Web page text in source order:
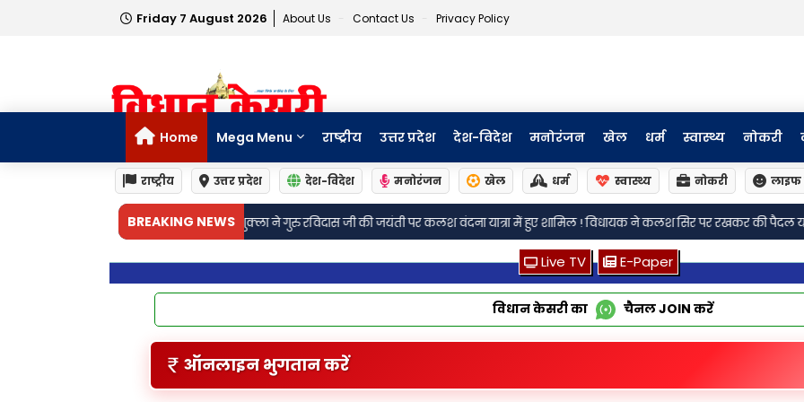
Friday 7 August 2026 About Us Contact Us Privacy Policy
Home Mega Menu राष्ट्रीय उत्तर प्रदेश देश-विदेश मनोरंजन खेल धर्म स्वास्थ्य नोकरी
राष्ट्रीय उत्तर प्रदेश देश-विदेश मनोरंजन खेल धर्म स्वास्थ्य नोकरी लाइफ
BREAKING NEWS
योगेश शुक्ला ने गुरु रविदास जी की जयंती पर कलश वंदना यात्रा में हुए शामिल ! विधायक ने कलश सिर पर रखकर की पैदल यात्रा,भाजपा पदाधिकारी हुए शामिल•
Live TV E-Paper
विधान केसरी का चैनलJOIN करें
ऑनलाइन भुगतान करें